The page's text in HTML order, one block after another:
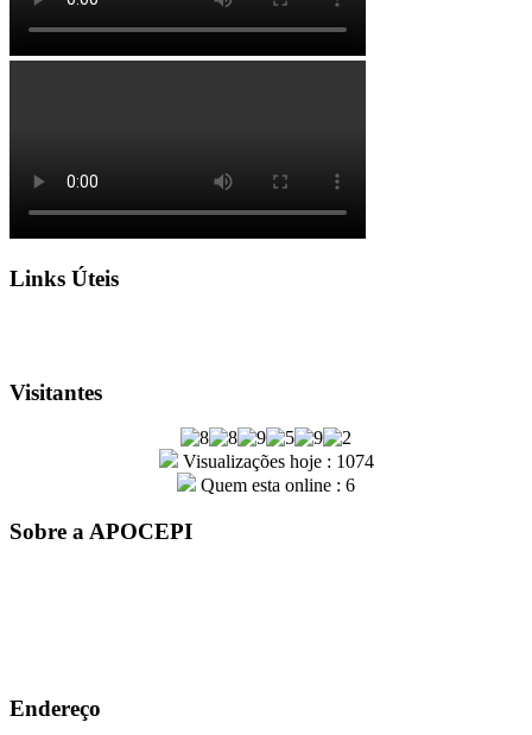
Links Úteis
Visitantes
Visualizações hoje : 1074
Quem esta online : 6
Sobre a APOCEPI
Endereço